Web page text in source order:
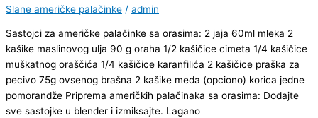
Slane američke palačinke / admin
Sastojci za američke palačinke sa orasima: 2 jaja 60ml mleka 2
kašike maslinovog ulja 90 g oraha 1/2 kašičice cimeta 1/4 kašičice
muškatnog oraščića 1/4 kašičice karanfilića 2 kašičice praška za
pecivo 75g ovsenog brašna 2 kašike meda (opciono) korica jedne
pomorandže Priprema američkih palačinaka sa orasima: Dodajte
sve sastojke u blender i izmiksajte. Lagano